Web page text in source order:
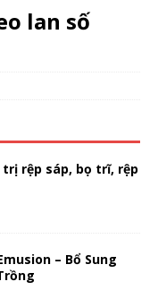
lan số
trị rệp sáp, bọ trĩ, rệp
– Bổ Sung